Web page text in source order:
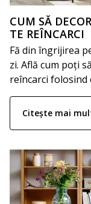
CUM SĂ
TE REÎNCARCI
Fă din îngrijirea
zi. Află cum poți
reîncarci folosind
Citește mai